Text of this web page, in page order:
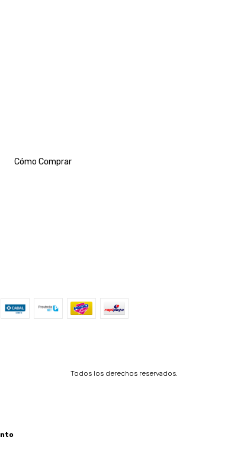
Cómo Comprar
Todos los derechos reservados.